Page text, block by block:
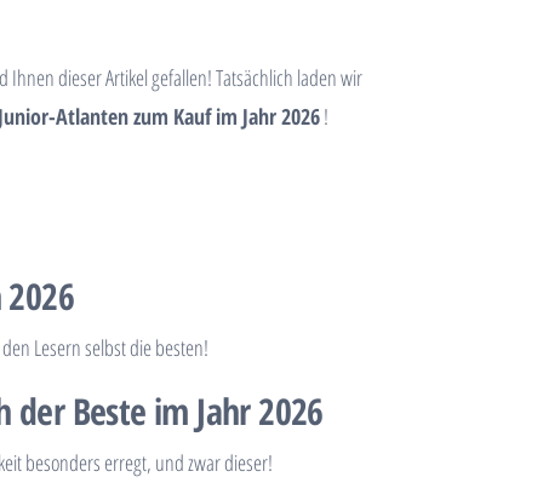
Ihnen dieser Artikel gefallen! Tatsächlich laden wir
Atlanten zum Kauf im Jahr 2026!
Lesern selbst die besten!
Beste im Jahr 2026
besonders erregt, und zwar dieser!